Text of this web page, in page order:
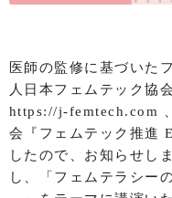
医師の監修に基づいた
人日本フェムテック協
https://j-femtech.com
会『フェムテック推進
したので、お知らせし
し、「フェムテラシー